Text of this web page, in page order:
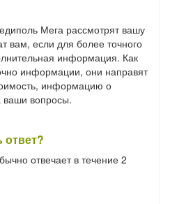
Мега рассмотрят вашу
если для более точного
информация. Как
информации, они направят
информацию о
ваши вопросы.
ответ?
отвечает в течение 2